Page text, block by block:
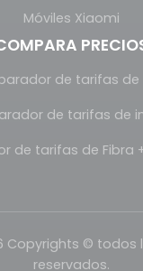
Móviles Xiaomi
de tarifas de
de tarifas de
de tarifas de Fibra
Copyrights © todos
reservados.